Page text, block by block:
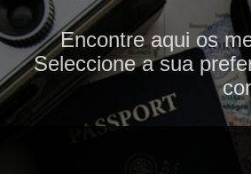
Encontre aqui os
Seleccione a sua